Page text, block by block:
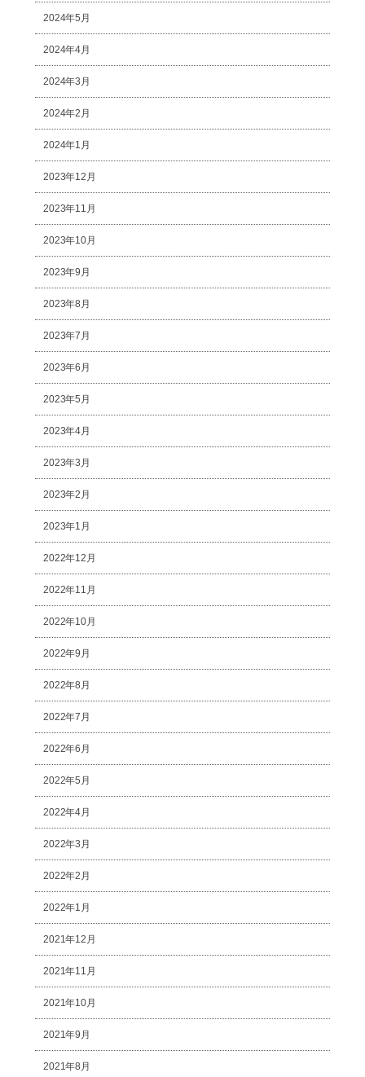
2024年5月
2024年4月
2024年3月
2024年2月
2024年1月
2023年12月
2023年11月
2023年10月
2023年9月
2023年8月
2023年7月
2023年6月
2023年5月
2023年4月
2023年3月
2023年2月
2023年1月
2022年12月
2022年11月
2022年10月
2022年9月
2022年8月
2022年7月
2022年6月
2022年5月
2022年4月
2022年3月
2022年2月
2022年1月
2021年12月
2021年11月
2021年10月
2021年9月
2021年8月